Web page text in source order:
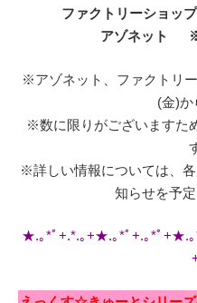
ファクトリーショッ
アゾネット
※アゾネット、ファクトリ
(金)か
※数に限りがございますた
※詳しい情報については、
知らせを予定
★.｡*ﾟ+.*.｡+★.｡*ﾟ+.｡*ﾟ+★.